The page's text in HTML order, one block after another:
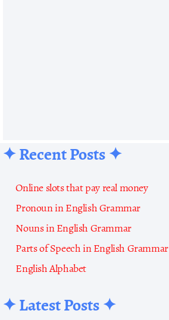
✦ Recent Posts ✦
Online slots that pay real money
Pronoun in English Grammar
Nouns in English Grammar
Parts of Speech in English Grammar
English Alphabet
✦ Latest Posts ✦